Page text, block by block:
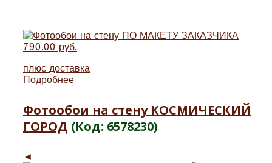
790.00 руб.
плюс доставка
Подробнее
Фотообои на стену КОСМИЧЕСКИЙ
ГОРОД (Код: 6578230)
◄